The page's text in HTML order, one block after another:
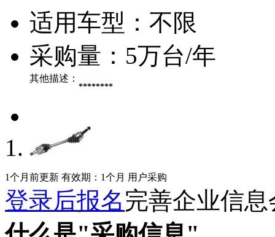
适用车型： 不限
采购量： 5万台/年
其他描述：
********
1个月前更新 有效期：1个月 用户采购
登录后报名完善企业信